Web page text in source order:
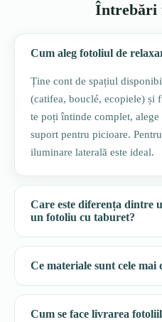
Întrebări
Cum aleg fotoliul de
Ține cont de spațiul
(catifea, bouclé, ecopiele) și
te poți întinde complet,
suport pentru picioare.
iluminare laterală este ideal.
Care este diferența dintre
un fotoliu cu taburet?
Ce materiale sunt cele
Cum se face livrarea